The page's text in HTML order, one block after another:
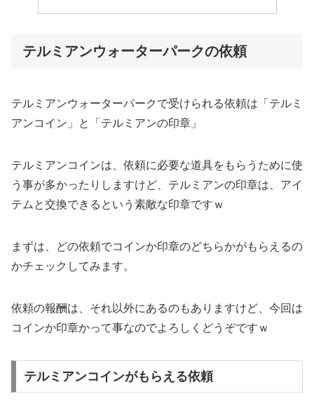
テルミアンウォーターパークの依頼
テルミアンウォーターパークで受けられる依頼は「テルミ
アンコイン」と「テルミアンの印章」
テルミアンコインは、依頼に必要な道具をもらうために使
う事が多かったりしますけど、テルミアンの印章は、アイ
テムと交換できるという素敵な印章ですｗ
まずは、どの依頼でコインか印章のどちらかがもらえるの
かチェックしてみます。
依頼の報酬は、それ以外にあるのもありますけど、今回は
コインか印章かって事なのでよろしくどうぞですｗ
テルミアンコインがもらえる依頼